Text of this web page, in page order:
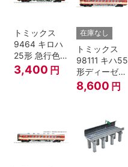
トミックス
9464 キロハ
25形 急行色･
一段窓 Nゲー
ジ
3,400 円
在庫なし
トミックス
98111 キハ55
形ディーゼル
カー 急行色･
一段窓 2両セ
8,600 円